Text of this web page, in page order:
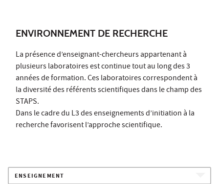
ENVIRONNEMENT DE RECHERCHE
La présence d’enseignant-chercheurs appartenant à
plusieurs laboratoires est continue tout au long des 3
années de formation. Ces laboratoires correspondent à
la diversité des référents scientifiques dans le champ des
STAPS.
Dans le cadre du L3 des enseignements d’initiation à la
recherche favorisent l’approche scientifique.
ENSEIGNEMENT